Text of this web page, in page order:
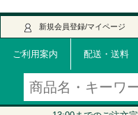
新規会員登録/マイページ
ご利用案内 配送・送料